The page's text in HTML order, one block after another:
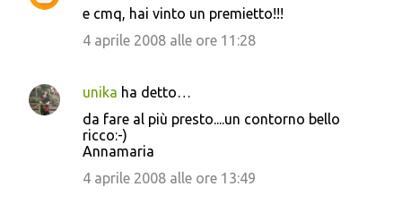
e cmq, hai vinto un premietto!!!
4 aprile 2008 alle ore 11:28
unika ha detto…
da fare al più presto....un contorno bello
ricco:-)
Annamaria
4 aprile 2008 alle ore 13:49